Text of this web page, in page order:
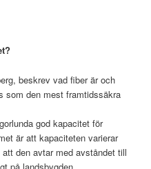
beskrev vad fiber är och
som den mest framtidssäkra
god kapacitet för
är att kapaciteten varierar
den avtar med avståndet till
på landsbygden.